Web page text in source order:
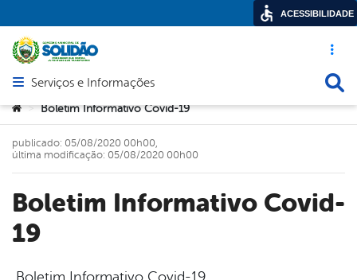
Acesso
Abrir menu principal de navegação
Serviços e Informações
Você está aqui:
> Boletim Informativo Covid-19
Boletim Informativo Covid-
19
publicado: 05/08/2020 00h00,
última modificação: 05/08/2020 00h00
ACESSIBILIDADE